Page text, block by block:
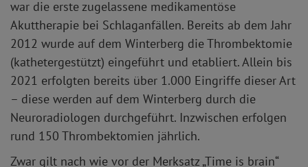
war die erste zugelassene medikamentöse
Akuttherapie bei Schlaganfällen. Bereits ab dem Jahr
2012 wurde auf dem Winterberg die Thrombektomie
(kathetergestützt) eingeführt und etabliert. Allein bis
2021 erfolgten bereits über 1.000 Eingriffe dieser Art
– diese werden auf dem Winterberg durch die
Neuroradiologen durchgeführt. Inzwischen erfolgen
rund 150 Thrombektomien jährlich.
Zwar gilt nach wie vor der Merksatz „Time is brain“